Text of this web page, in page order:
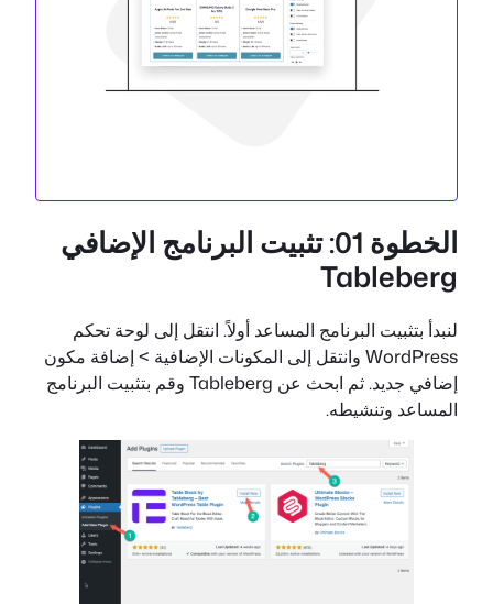
الخطوة 01: تثبيت البرنامج الإضافي
Tableberg
لنبدأ بتثبيت البرنامج المساعد أولاً. انتقل إلى لوحة تحكم
WordPress وانتقل إلى المكونات الإضافية > إضافة مكون
إضافي جديد. ثم ابحث عن Tableberg وقم بتثبيت البرنامج
المساعد وتنشيطه.